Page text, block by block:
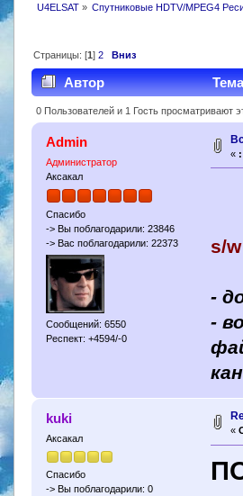
U4ELSAT» Спутниковые HDTV/MPEG4
Страницы: [1] 2 Вниз
Автор
0 Пользователей и 1 Гость просматривают
Admin
Администратор
Аксакал
Спасибо
-> Вы поблагодарили: 23846
-> Вас поблагодарили: 22373
Сообщений: 6550
Респект: +4594/-0
« :
s/
-
-
kuki
Аксакал
Спасибо
-> Вы поблагодарили: 0
«